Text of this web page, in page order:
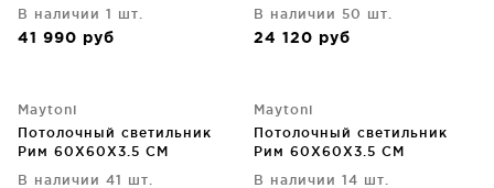
В наличии 1 шт.
41 990 руб
В наличии 50 шт.
24 120 руб
Maytoni
Потолочный светильник
Рим 60X60X3.5 CM
В наличии 41 шт.
Maytoni
Потолочный светильник
Рим 60X60X3.5 CM
В наличии 14 шт.